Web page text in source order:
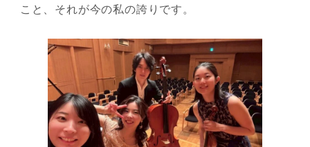
こと、それが今の私の誇りです。